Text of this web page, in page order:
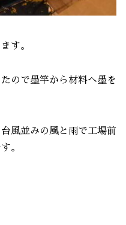
す。
ので墨竿から材料へ墨を
風並みの風と雨で工場前
。